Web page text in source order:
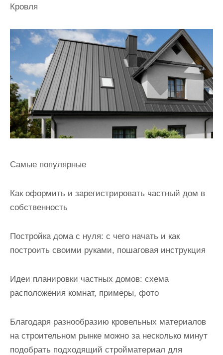
Кровля
Самые популярные
Как оформить и зарегистрировать частный дом в
собственность
Постройка дома с нуля: с чего начать и как
построить своими руками, пошаговая инструкция
Идеи планировки частных домов: схема
расположения комнат, примеры, фото
Благодаря разнообразию кровельных материалов
на строительном рынке можно за несколько минут
подобрать подходящий стройматериал для